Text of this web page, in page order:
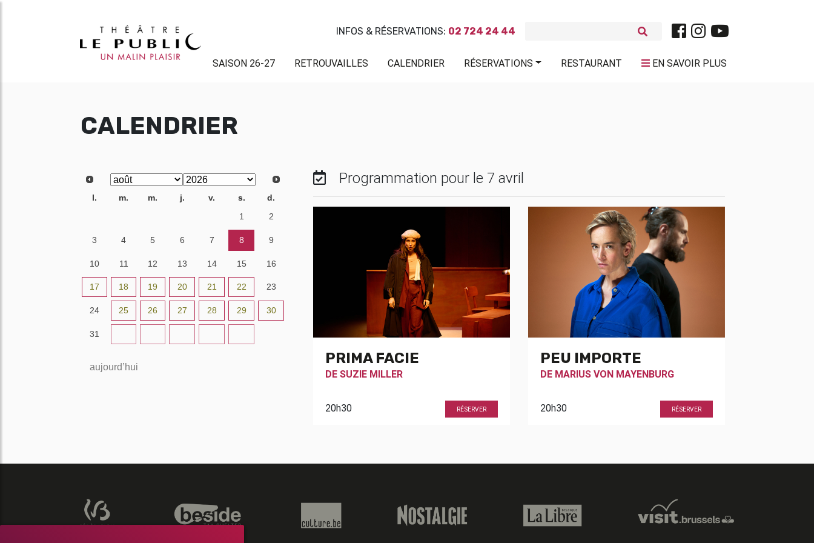
INFOS & RÉSERVATIONS: 02 724 24 44
SAISON 26-27 RETROUVAILLES CALENDRIER RÉSERVATIONS RESTAURANT EN SAVOIR PLUS
CALENDRIER
l. m. m. j. v. s.
d.
1 2
3 4 5 6 7 8 9
10 11 12 13 14 15 16
17 18 19 20 21 22 23
24 25 26 27 28 29 30
31
aujourd’hui
Programmation pour le 7 avril
PRIMA FACIE
DE SUZIE MILLER
20h30 RÉSERVER
PEU IMPORTE
DE MARIUS VON MAYENBURG
20h30 RÉSERVER